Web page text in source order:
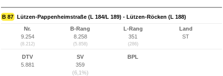
B 87 Lützen-Pappenheimstraße (L 184/L 189) - Lützen-Röcken (L 188)
Nr.
9.254
(8.212)
B-Rang
8.258
(5.858)
L-Rang
351
(286)
Land
ST
DTV
5.881
SV
359
(6,1%)
BPL